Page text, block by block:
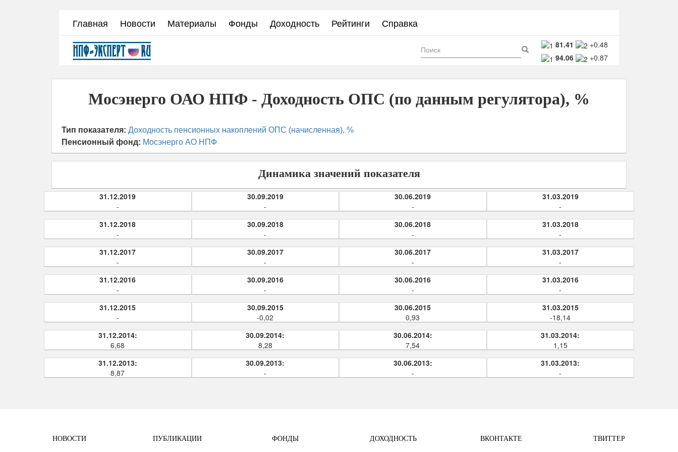
Главная Новости Материалы Фонды Доходность Рейтинги Справка
81.41
+0.48
94.06
+0.87
Форма
поиска Поиск
Мосэнерго ОАО НПФ - Доходность ОПС (по данным регулятора), %
Тип показателя: Доходность пенсионных накоплений ОПС (начисленная), %
Пенсионный фонд: Мосэнерго АО НПФ
Динамика значений показателя
31.12.2019
-
30.09.2019
-
30.06.2019
-
31.03.2019
-
31.12.2018
-
30.09.2018
-
30.06.2018
-
31.03.2018
-
31.12.2017
-
30.09.2017
-
30.06.2017
-
31.03.2017
-
31.12.2016
-
30.09.2016
-
30.06.2016
-
31.03.2016
-
31.12.2015
-
30.09.2015
-0,02
30.06.2015
0,93
31.03.2015
-18,14
31.12.2014:
6,68
30.09.2014:
8,28
30.06.2014:
7,54
31.03.2014:
1,15
31.12.2013:
8,87
30.09.2013:
-
30.06.2013:
-
31.03.2013:
-
НОВОСТИ ПУБЛИКАЦИИ ФОНДЫ ДОХОДНОСТЬ ВКОНТАКТЕ ТВИТТЕР